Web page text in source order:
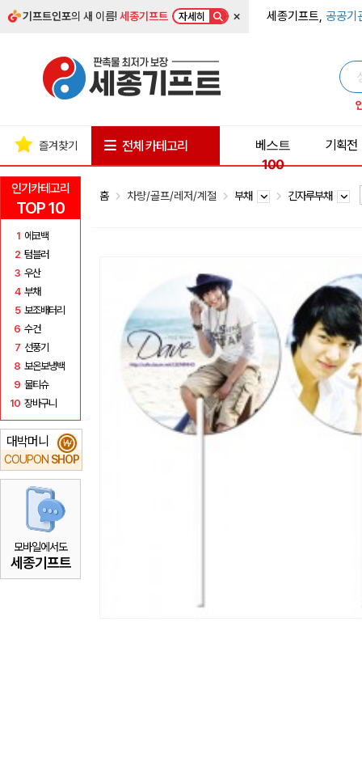
기프트인포의 새 이름!세종기프트 자세히 × 세종기프트, 공공기
인기카테고리
TOP 10
1 에코백
2 텀블러
3 우산
4 부채
5 보조배터리
6 수건
7 선풍기
8 보온보냉백
9 물티슈
10 장바구니
대박머니
COUPON SHOP
₩
모바일에서도
세종기프트
즐겨찾기 전체 카테고리
베스트
100
기획전
홈 차량/골프/레저/계절 부채 긴자루부채